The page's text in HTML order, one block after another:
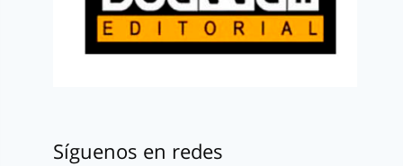
Síguenos en redes